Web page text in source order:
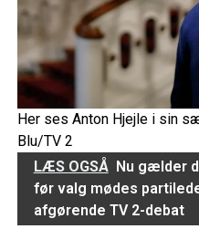
Her ses Anton Hjejle i sin
Blu/TV 2
LÆS OGSÅ Nu gælder
før valg mødes
afgørende TV 2-debat